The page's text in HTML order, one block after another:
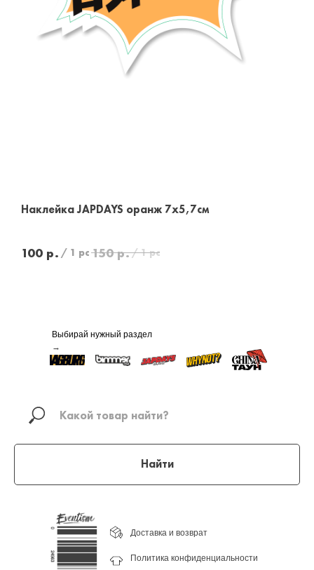
Наклейка JAPDAYS оранж 7x5,7см
100 р. / 1 pc 150 р./1 pc
Выбирай нужный раздел
→
Найти
Доставка и возврат
Политика конфиденциальности